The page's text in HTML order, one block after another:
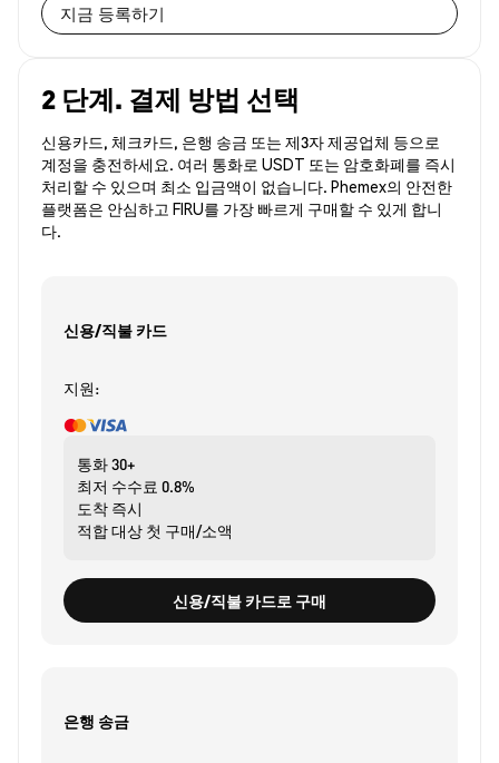
지금 등록하기
2 단계. 결제 방법 선택
신용카드, 체크카드, 은행 송금 또는 제3자 제공업체 등으로
계정을 충전하세요. 여러 통화로 USDT 또는 암호화폐를 즉시
처리할 수 있으며 최소 입금액이 없습니다. Phemex의 안전한
플랫폼은 안심하고 FIRU를 가장 빠르게 구매할 수 있게 합니
다.
신용/직불 카드
지원:
통화30+
최저 수수료 0.8%
도착 즉시
적합 대상 첫 구매/소액
신용/직불 카드로 구매
은행 송금